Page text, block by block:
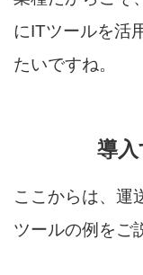
にITツールを活
たいですね。
導
ここからは、運
ツールの例をご